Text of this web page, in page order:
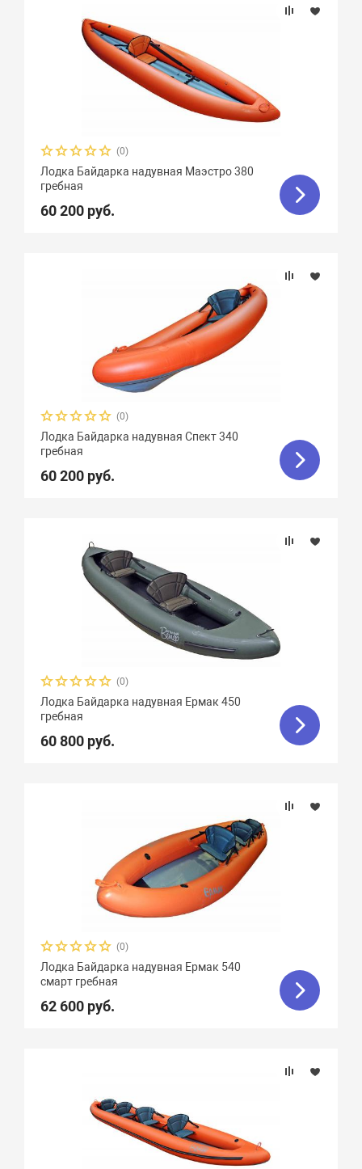
(0)
Лодка Байдарка надувная Маэстро 380
гребная
60 200 руб.
(0)
Лодка Байдарка надувная Спект 340
гребная
60 200 руб.
(0)
Лодка Байдарка надувная Ермак 450
гребная
60 800 руб.
(0)
Лодка Байдарка надувная Ермак 540
смарт гребная
62 600 руб.